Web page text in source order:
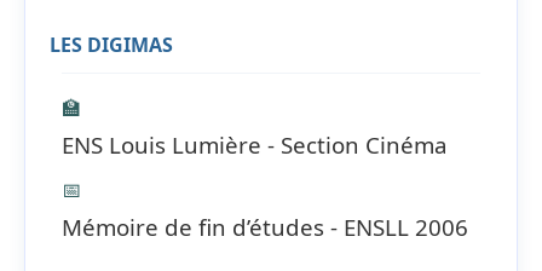
LES DIGIMAS
🏫
ENS Louis Lumière - Section Cinéma
📅
Mémoire de fin d’études - ENSLL 2006